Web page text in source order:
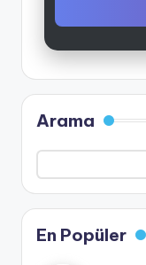
Arama
En Popüler